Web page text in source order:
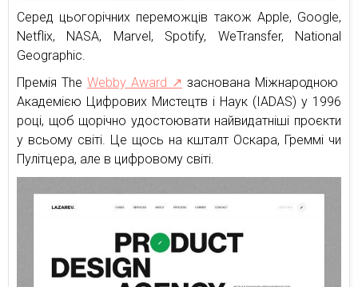
Серед цьогорічних переможців також Apple, Google,
Netflix, NASA, Мarvel, Spotify, WeTransfer, National
Geographic.
Премія The Webby Award ↗ заснована Міжнародною
Академією Цифрових Мистецтв і Наук (IADAS) у 1996
році, щоб щорічно удостоювати найвидатніші проєкти
у всьому світі. Це щось на кшталт Оскара, Греммі чи
Пулітцера, але в цифровому світі.